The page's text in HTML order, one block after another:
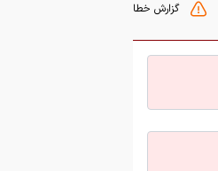
گزارش خطا